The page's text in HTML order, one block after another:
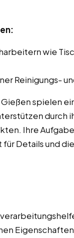
wie
Reinigungs-
spielen
durch
Ihre
Details und